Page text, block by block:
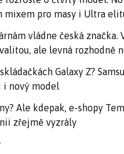
mixem pro masy i Ultra
vládne česká značka.
ale levná rozhodně
Galaxy Z?
i nový model
Ale kdepak, e-shopy
zřejmě vyzrály